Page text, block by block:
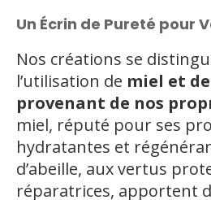
Un Écrin de Pureté pour
Nos créations se
l’utilisation de miel et
provenant de nos
miel, réputé pour ses
hydratantes et
d’abeille, aux vertus
réparatrices, apportent